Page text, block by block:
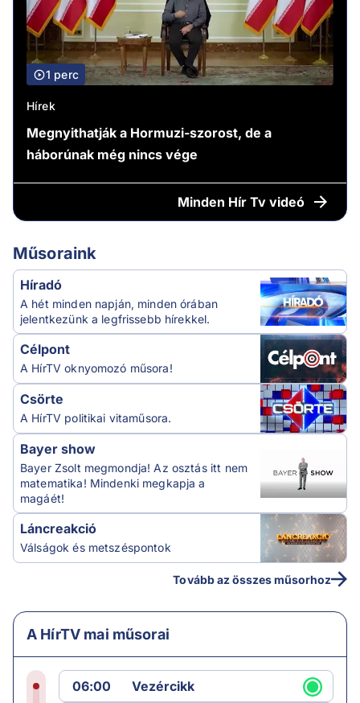
1 perc
Hírek
Megnyithatják a Hormuzi-szorost, de a
háborúnak még nincs vége
Minden Hír Tv videó
Műsoraink
Híradó
A hét minden napján, minden órában
jelentkezünk a legfrissebb hírekkel.
Célpont
A HírTV oknyomozó műsora!
Csörte
A HírTV politikai vitaműsora.
Bayer show
Bayer Zsolt megmondja! Az osztás itt nem
matematika! Mindenki megkapja a
magáét!
Láncreakció
Válságok és metszéspontok
Tovább az összes műsorhoz
A HírTV mai műsorai
06:00
Vezércikk